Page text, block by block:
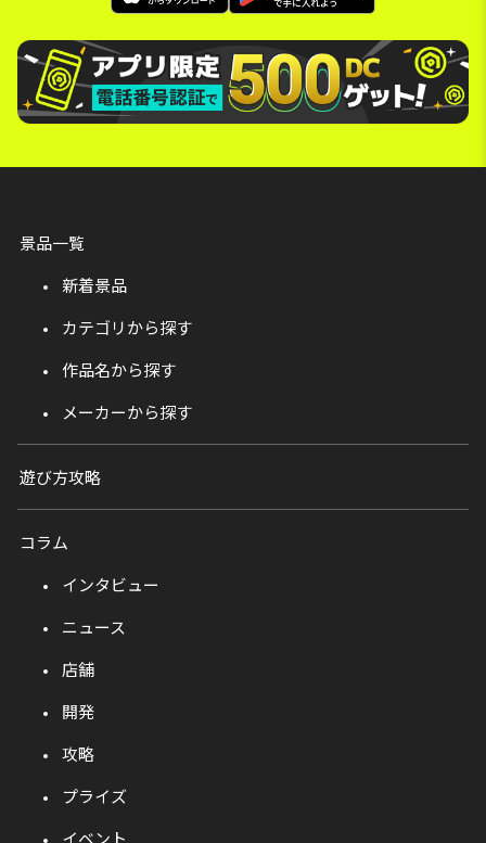
景品一覧
新着景品
カテゴリから探す
作品名から探す
メーカーから探す
遊び方攻略
コラム
インタビュー
ニュース
店舗
開発
攻略
プライズ